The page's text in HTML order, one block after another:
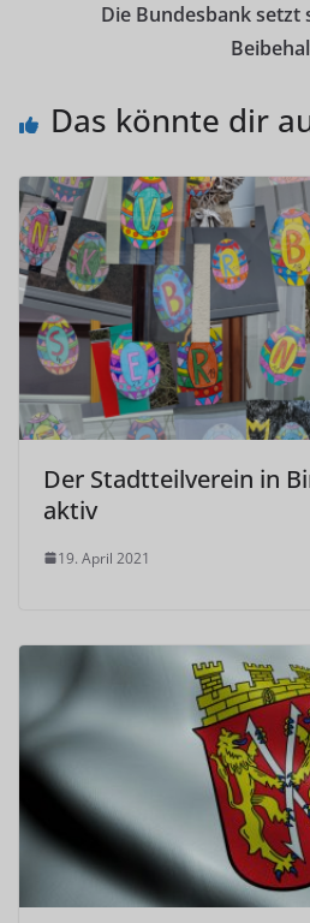
Die Bundesbank
Das könnte dir
Der Stadtteilverein in
aktiv
19. April 2021